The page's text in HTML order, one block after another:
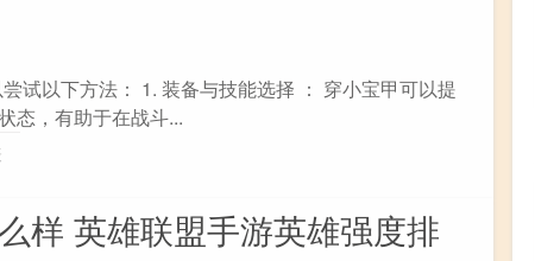
试以下方法： 1. 装备与技能选择 ： 穿小宝甲可以提
态，有助于在战斗...
样 英雄联盟手游英雄强度排